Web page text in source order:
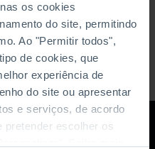
os cookies
do site, permitindo
Ao "Permitir todos",
de cookies, que
experiência de
do site ou apresentar
e serviços, de acordo
pretender escolher os